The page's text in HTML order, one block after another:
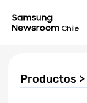
Productos >